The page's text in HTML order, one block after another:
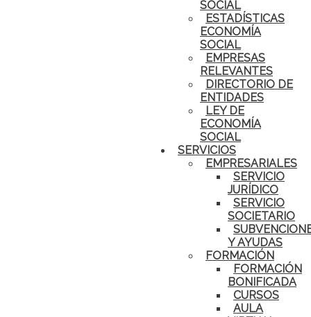
SOCIAL
ESTADÍSTICAS
ECONOMÍA
SOCIAL
EMPRESAS
RELEVANTES
DIRECTORIO DE
ENTIDADES
LEY DE
ECONOMÍA
SOCIAL
SERVICIOS
EMPRESARIALES
SERVICIO
JURÍDICO
SERVICIO
SOCIETARIO
Y AYUDAS
FORMACIÓN
FORMACIÓN
BONIFICADA
CURSOS
AULA